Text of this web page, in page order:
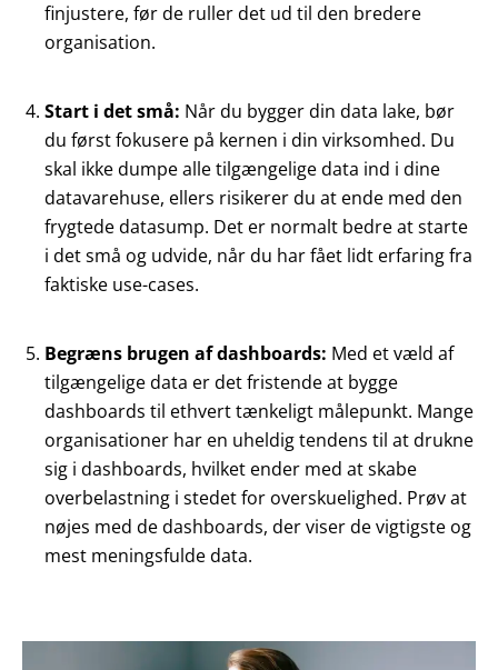
finjustere, før de ruller det ud til den bredere
organisation.
Start i det små: Når du bygger din data lake, bør
du først fokusere på kernen i din virksomhed. Du
skal ikke dumpe alle tilgængelige data ind i dine
datavarehuse, ellers risikerer du at ende med den
frygtede datasump. Det er normalt bedre at starte
i det små og udvide, når du har fået lidt erfaring fra
faktiske use-cases.
Begræns brugen af dashboards: Med et væld af
tilgængelige data er det fristende at bygge
dashboards til ethvert tænkeligt målepunkt. Mange
organisationer har en uheldig tendens til at drukne
sig i dashboards, hvilket ender med at skabe
overbelastning i stedet for overskuelighed. Prøv at
nøjes med de dashboards, der viser de vigtigste og
mest meningsfulde data.